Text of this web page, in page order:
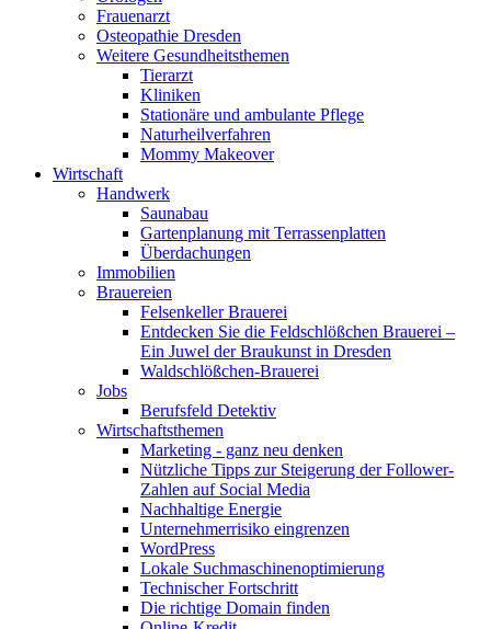
Frauenarzt
Osteopathie Dresden
Weitere Gesundheitsthemen
Tierarzt
Kliniken
Stationäre und ambulante Pflege
Naturheilverfahren
Mommy Makeover
Wirtschaft
Handwerk
Saunabau
Gartenplanung mit Terrassenplatten
Überdachungen
Immobilien
Brauereien
Felsenkeller Brauerei
Entdecken Sie die Feldschlößchen Brauerei –
Ein Juwel der Braukunst in Dresden
Waldschlößchen-Brauerei
Jobs
Berufsfeld Detektiv
Wirtschaftsthemen
Marketing - ganz neu denken
Nützliche Tipps zur Steigerung der Follower-
Zahlen auf Social Media
Nachhaltige Energie
Unternehmerrisiko eingrenzen
WordPress
Lokale Suchmaschinenoptimierung
Technischer Fortschritt
Die richtige Domain finden